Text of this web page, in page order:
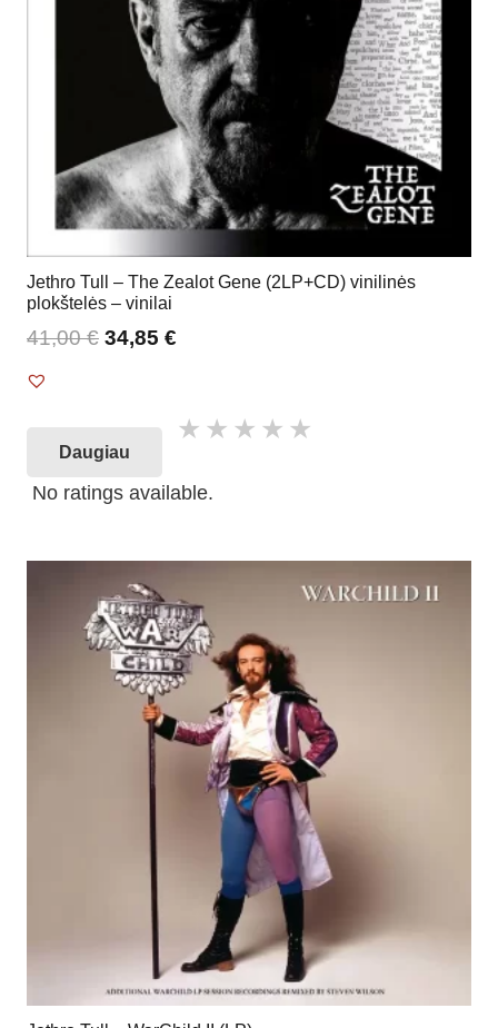
Jethro Tull – The Zealot Gene (2LP+CD) vinilinės
plokštelės – vinilai
41,00€ 34,85 €
Daugiau
No ratings available.